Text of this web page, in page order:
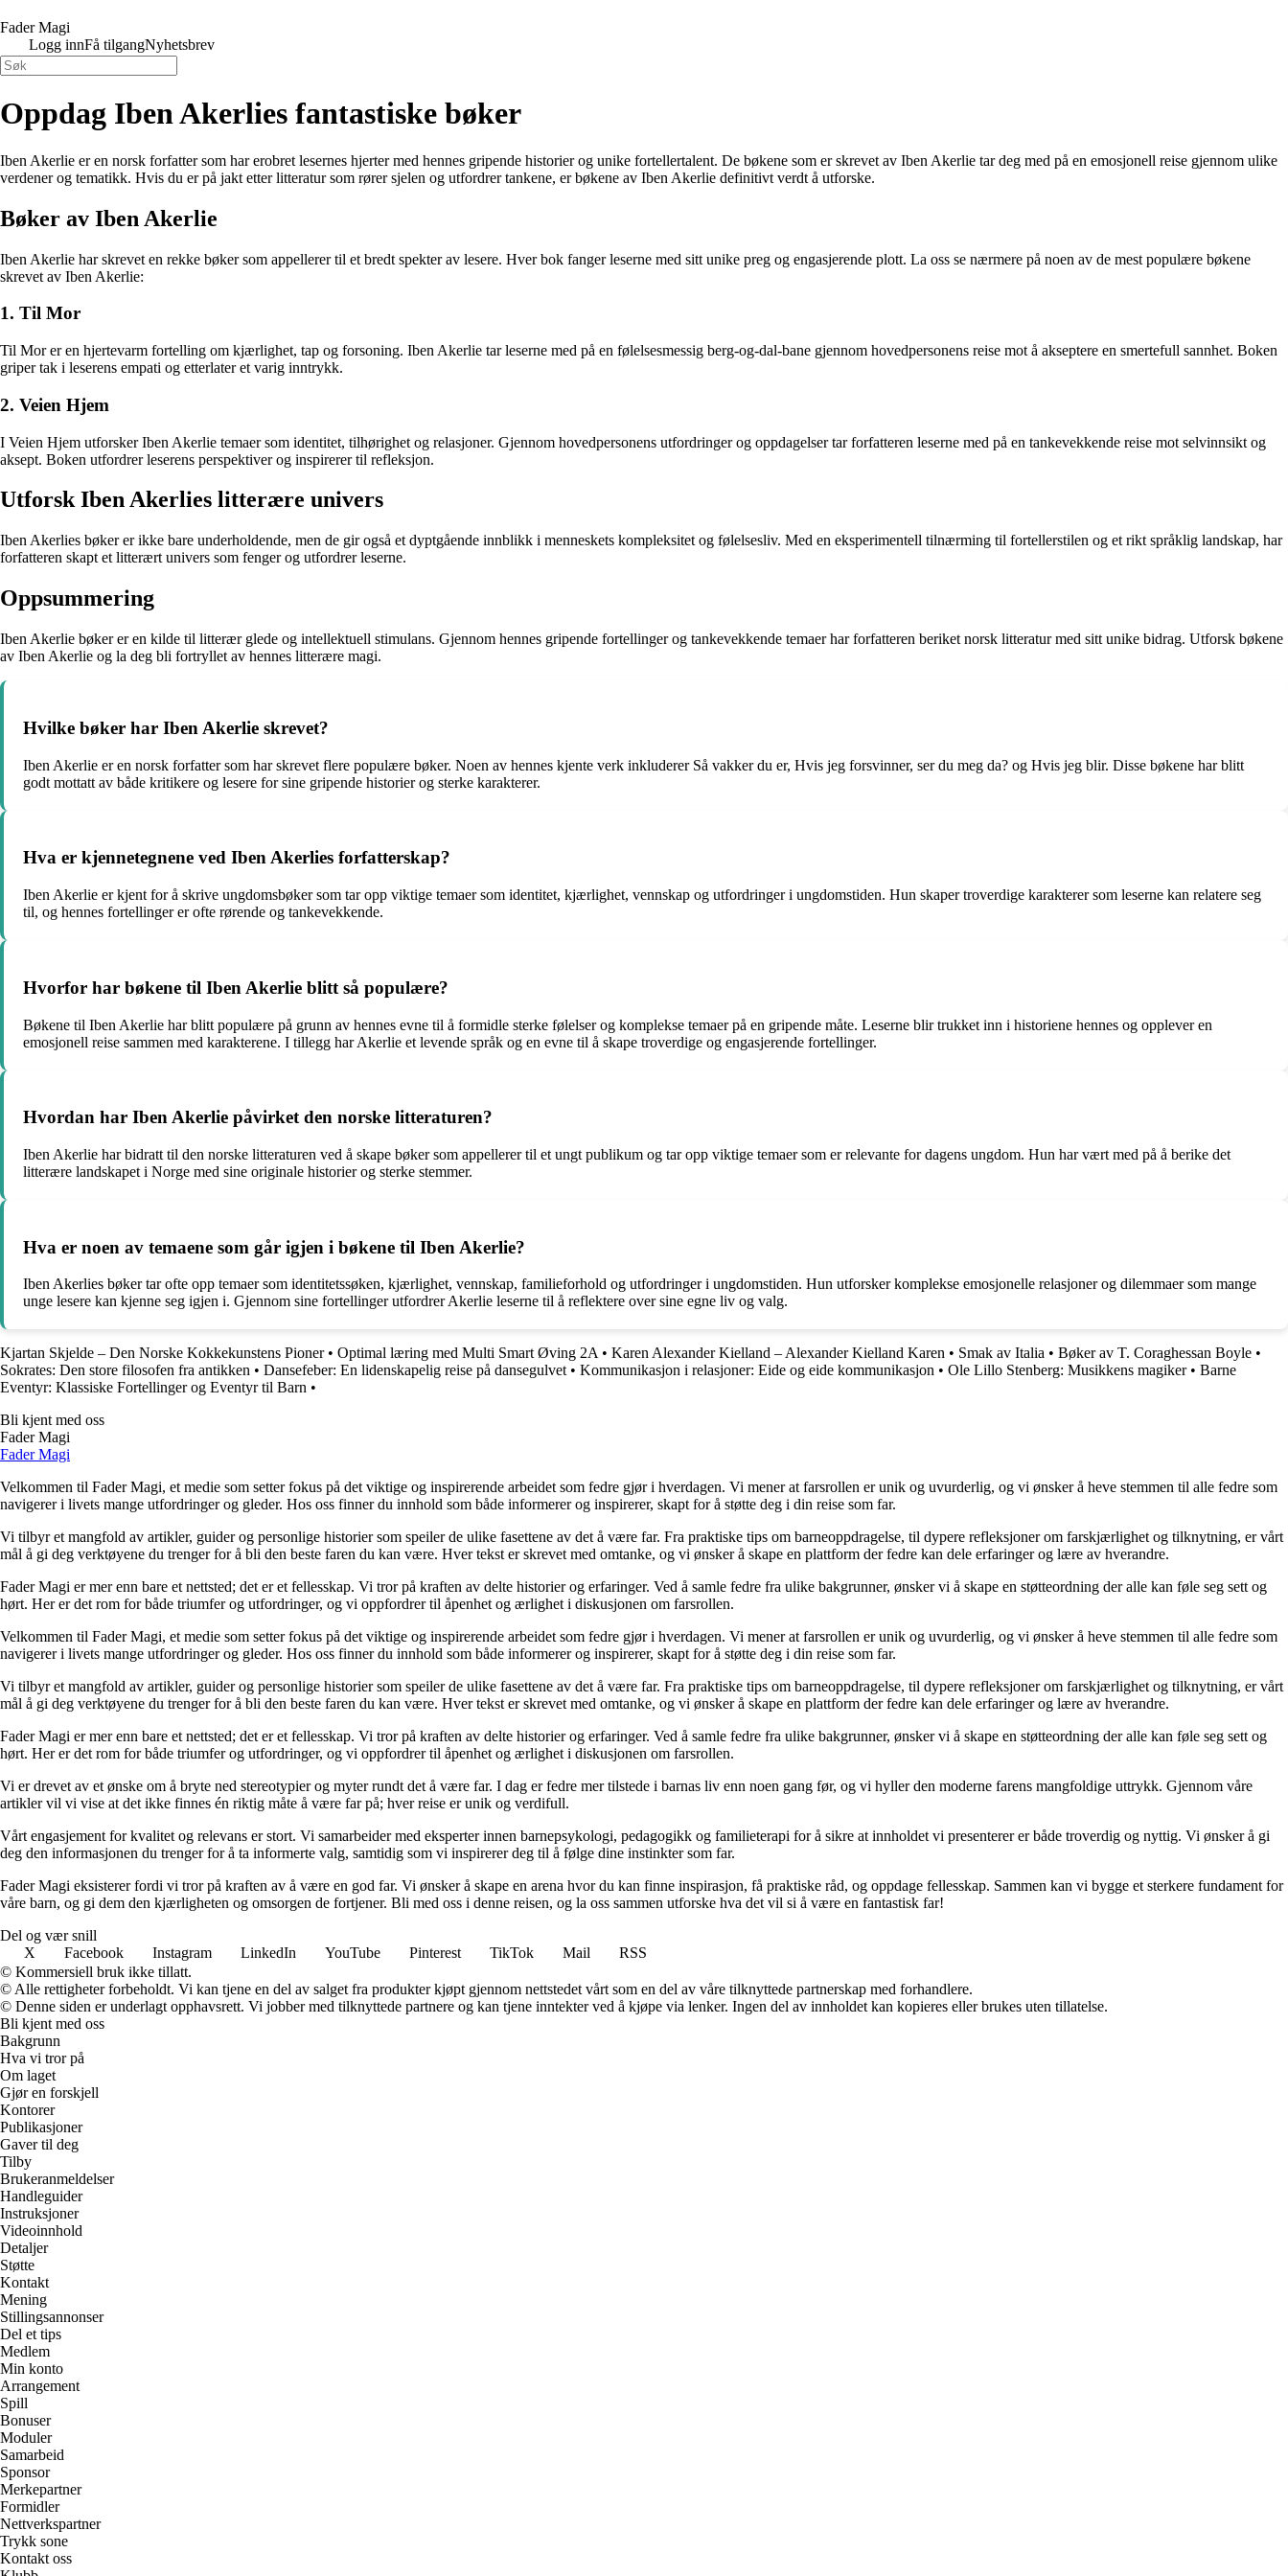
Fader Magi
Logg innFå tilgangNyhetsbrev
Oppdag Iben Akerlies fantastiske bøker
Iben Akerlie er en norsk forfatter som har erobret lesernes hjerter med hennes gripende historier og unike fortellertalent. De bøkene som er skrevet av Iben Akerlie tar deg med på en emosjonell reise gjennom ulike
verdener og tematikk. Hvis du er på jakt etter litteratur som rører sjelen og utfordrer tankene, er bøkene av Iben Akerlie definitivt verdt å utforske.
Bøker av Iben Akerlie
Iben Akerlie har skrevet en rekke bøker som appellerer til et bredt spekter av lesere. Hver bok fanger leserne med sitt unike preg og engasjerende plott. La oss se nærmere på noen av de mest populære bøkene
skrevet av Iben Akerlie:
1. Til Mor
Til Mor er en hjertevarm fortelling om kjærlighet, tap og forsoning. Iben Akerlie tar leserne med på en følelsesmessig berg-og-dal-bane gjennom hovedpersonens reise mot å akseptere en smertefull sannhet. Boken
griper tak i leserens empati og etterlater et varig inntrykk.
2. Veien Hjem
I Veien Hjem utforsker Iben Akerlie temaer som identitet, tilhørighet og relasjoner. Gjennom hovedpersonens utfordringer og oppdagelser tar forfatteren leserne med på en tankevekkende reise mot selvinnsikt og
aksept. Boken utfordrer leserens perspektiver og inspirerer til refleksjon.
Utforsk Iben Akerlies litterære univers
Iben Akerlies bøker er ikke bare underholdende, men de gir også et dyptgående innblikk i menneskets kompleksitet og følelsesliv. Med en eksperimentell tilnærming til fortellerstilen og et rikt språklig landskap, har
forfatteren skapt et litterært univers som fenger og utfordrer leserne.
Oppsummering
Iben Akerlie bøker er en kilde til litterær glede og intellektuell stimulans. Gjennom hennes gripende fortellinger og tankevekkende temaer har forfatteren beriket norsk litteratur med sitt unike bidrag. Utforsk bøkene
av Iben Akerlie og la deg bli fortryllet av hennes litterære magi.
Hvilke bøker har Iben Akerlie skrevet?
Iben Akerlie er en norsk forfatter som har skrevet flere populære bøker. Noen av hennes kjente verk inkluderer Så vakker du er, Hvis jeg forsvinner, ser du meg da? og Hvis jeg blir. Disse bøkene har blitt
godt mottatt av både kritikere og lesere for sine gripende historier og sterke karakterer.
Hva er kjennetegnene ved Iben Akerlies forfatterskap?
Iben Akerlie er kjent for å skrive ungdomsbøker som tar opp viktige temaer som identitet, kjærlighet, vennskap og utfordringer i ungdomstiden. Hun skaper troverdige karakterer som leserne kan relatere seg
til, og hennes fortellinger er ofte rørende og tankevekkende.
Hvorfor har bøkene til Iben Akerlie blitt så populære?
Bøkene til Iben Akerlie har blitt populære på grunn av hennes evne til å formidle sterke følelser og komplekse temaer på en gripende måte. Leserne blir trukket inn i historiene hennes og opplever en
emosjonell reise sammen med karakterene. I tillegg har Akerlie et levende språk og en evne til å skape troverdige og engasjerende fortellinger.
Hvordan har Iben Akerlie påvirket den norske litteraturen?
Iben Akerlie har bidratt til den norske litteraturen ved å skape bøker som appellerer til et ungt publikum og tar opp viktige temaer som er relevante for dagens ungdom. Hun har vært med på å berike det
litterære landskapet i Norge med sine originale historier og sterke stemmer.
Hva er noen av temaene som går igjen i bøkene til Iben Akerlie?
Iben Akerlies bøker tar ofte opp temaer som identitetssøken, kjærlighet, vennskap, familieforhold og utfordringer i ungdomstiden. Hun utforsker komplekse emosjonelle relasjoner og dilemmaer som mange
unge lesere kan kjenne seg igjen i. Gjennom sine fortellinger utfordrer Akerlie leserne til å reflektere over sine egne liv og valg.
Kjartan Skjelde – Den Norske Kokkekunstens Pioner• Optimal læring med Multi Smart Øving 2A • Karen Alexander Kielland – Alexander Kielland Karen • Smak av Italia • Bøker av T. Coraghessan Boyle •
Sokrates: Den store filosofen fra antikken • Dansefeber: En lidenskapelig reise på dansegulvet • Kommunikasjon i relasjoner: Eide og eide kommunikasjon • Ole Lillo Stenberg: Musikkens magiker• Barne
Eventyr: Klassiske Fortellinger og Eventyr til Barn •
Bli kjent med oss
Fader Magi
Fader Magi
Velkommen til Fader Magi, et medie som setter fokus på det viktige og inspirerende arbeidet som fedre gjør i hverdagen. Vi mener at farsrollen er unik og uvurderlig, og vi ønsker å heve stemmen til alle fedre som
navigerer i livets mange utfordringer og gleder. Hos oss finner du innhold som både informerer og inspirerer, skapt for å støtte deg i din reise som far.
Vi tilbyr et mangfold av artikler, guider og personlige historier som speiler de ulike fasettene av det å være far. Fra praktiske tips om barneoppdragelse, til dypere refleksjoner om farskjærlighet og tilknytning, er vårt
mål å gi deg verktøyene du trenger for å bli den beste faren du kan være. Hver tekst er skrevet med omtanke, og vi ønsker å skape en plattform der fedre kan dele erfaringer og lære av hverandre.
Fader Magi er mer enn bare et nettsted; det er et fellesskap. Vi tror på kraften av delte historier og erfaringer. Ved å samle fedre fra ulike bakgrunner, ønsker vi å skape en støtteordning der alle kan føle seg sett og
hørt. Her er det rom for både triumfer og utfordringer, og vi oppfordrer til åpenhet og ærlighet i diskusjonen om farsrollen.
Velkommen til Fader Magi, et medie som setter fokus på det viktige og inspirerende arbeidet som fedre gjør i hverdagen. Vi mener at farsrollen er unik og uvurderlig, og vi ønsker å heve stemmen til alle fedre som
navigerer i livets mange utfordringer og gleder. Hos oss finner du innhold som både informerer og inspirerer, skapt for å støtte deg i din reise som far.
Vi tilbyr et mangfold av artikler, guider og personlige historier som speiler de ulike fasettene av det å være far. Fra praktiske tips om barneoppdragelse, til dypere refleksjoner om farskjærlighet og tilknytning, er vårt
mål å gi deg verktøyene du trenger for å bli den beste faren du kan være. Hver tekst er skrevet med omtanke, og vi ønsker å skape en plattform der fedre kan dele erfaringer og lære av hverandre.
Fader Magi er mer enn bare et nettsted; det er et fellesskap. Vi tror på kraften av delte historier og erfaringer. Ved å samle fedre fra ulike bakgrunner, ønsker vi å skape en støtteordning der alle kan føle seg sett og
hørt. Her er det rom for både triumfer og utfordringer, og vi oppfordrer til åpenhet og ærlighet i diskusjonen om farsrollen.
Vi er drevet av et ønske om å bryte ned stereotypier og myter rundt det å være far. I dag er fedre mer tilstede i barnas liv enn noen gang før, og vi hyller den moderne farens mangfoldige uttrykk. Gjennom våre
artikler vil vi vise at det ikke finnes én riktig måte å være far på; hver reise er unik og verdifull.
Vårt engasjement for kvalitet og relevans er stort. Vi samarbeider med eksperter innen barnepsykologi, pedagogikk og familieterapi for å sikre at innholdet vi presenterer er både troverdig og nyttig. Vi ønsker å gi
deg den informasjonen du trenger for å ta informerte valg, samtidig som vi inspirerer deg til å følge dine instinkter som far.
Fader Magi eksisterer fordi vi tror på kraften av å være en god far. Vi ønsker å skape en arena hvor du kan finne inspirasjon, få praktiske råd, og oppdage fellesskap. Sammen kan vi bygge et sterkere fundament for
våre barn, og gi dem den kjærligheten og omsorgen de fortjener. Bli med oss i denne reisen, og la oss sammen utforske hva det vil si å være en fantastisk far!
Del og vær snill
X
Facebook Instagram LinkedIn YouTube Pinterest TikTok Mail
RSS
© Kommersiell bruk ikke tillatt.
© Alle rettigheter forbeholdt. Vi kan tjene en del av salget fra produkter kjøpt gjennom nettstedet vårt som en del av våre tilknyttede partnerskap med forhandlere.
© Denne siden er underlagt opphavsrett. Vi jobber med tilknyttede partnere og kan tjene inntekter ved å kjøpe via lenker. Ingen del av innholdet kan kopieres eller brukes uten tillatelse.
Bli kjent med oss
Bakgrunn
Hva vi tror på
Om laget
Gjør en forskjell
Kontorer
Publikasjoner
Gaver til deg
Tilby
Brukeranmeldelser
Handleguider
Instruksjoner
Videoinnhold
Detaljer
Støtte
Kontakt
Mening
Stillingsannonser
Del et tips
Medlem
Min konto
Arrangement
Spill
Bonuser
Moduler
Samarbeid
Sponsor
Merkepartner
Formidler
Nettverkspartner
Trykk sone
Kontakt oss